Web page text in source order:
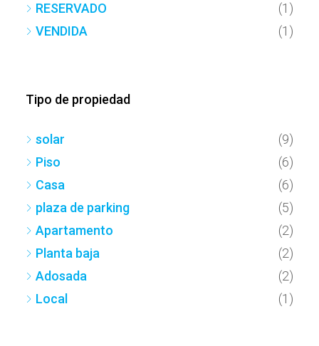
RESERVADO
(1)
VENDIDA
(1)
Tipo de propiedad
solar
(9)
Piso
(6)
Casa
(6)
plaza de parking
(5)
Apartamento
(2)
Planta baja
(2)
Adosada
(2)
Local
(1)